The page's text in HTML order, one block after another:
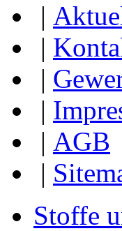
|
|
|
|
| AGB
|
Stoffe